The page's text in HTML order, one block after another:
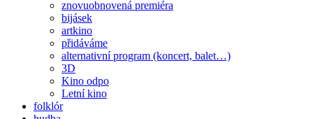
znovuobnovená premiéra
bijásek
artkino
přidáváme
alternativní program (koncert, balet…)
3D
Kino odpo
Letní kino
folklór